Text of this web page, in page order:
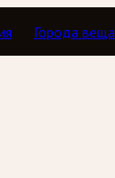
Города